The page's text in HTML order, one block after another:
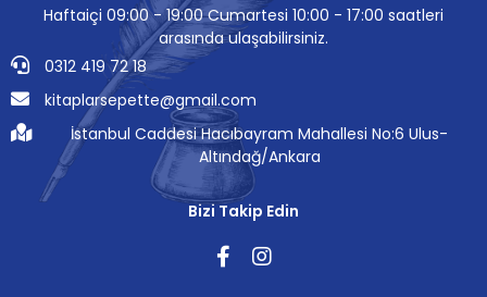
Haftaiçi 09:00 - 19:00 Cumartesi 10:00 - 17:00 saatleri
arasında ulaşabilirsiniz.
0312 419 72 18
kitaplarsepette@gmail.com
İstanbul Caddesi Hacıbayram Mahallesi No:6 Ulus-
Altındağ/Ankara
Bizi Takip Edin